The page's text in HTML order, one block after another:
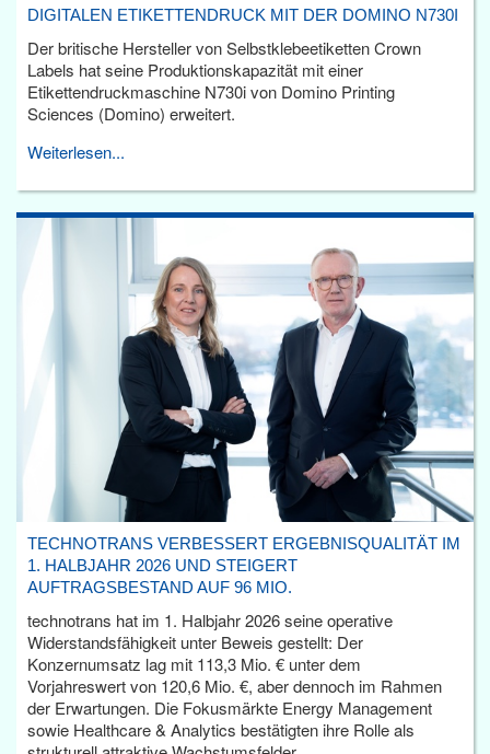
DIGITALEN ETIKETTENDRUCK MIT DER DOMINO N730I
Der britische Hersteller von Selbstklebeetiketten Crown
Labels hat seine Produktionskapazität mit einer
Etikettendruckmaschine N730i von Domino Printing
Sciences (Domino) erweitert.
Weiterlesen...
TECHNOTRANS VERBESSERT ERGEBNISQUALITÄT IM
1. HALBJAHR 2026 UND STEIGERT
AUFTRAGSBESTAND AUF 96 MIO.
technotrans hat im 1. Halbjahr 2026 seine operative
Widerstandsfähigkeit unter Beweis gestellt: Der
Konzernumsatz lag mit 113,3 Mio. € unter dem
Vorjahreswert von 120,6 Mio. €, aber dennoch im Rahmen
der Erwartungen. Die Fokusmärkte Energy Management
sowie Healthcare & Analytics bestätigten ihre Rolle als